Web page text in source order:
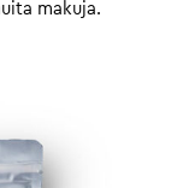
makuja.